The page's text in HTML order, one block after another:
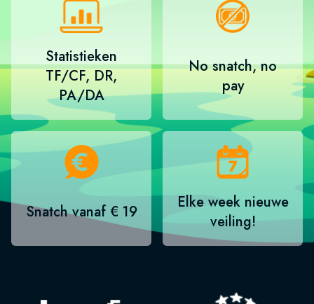
Statistieken
TF/CF, DR,
PA/DA
No snatch, no
pay
Snatch vanaf € 19
Elke week nieuwe
veiling!